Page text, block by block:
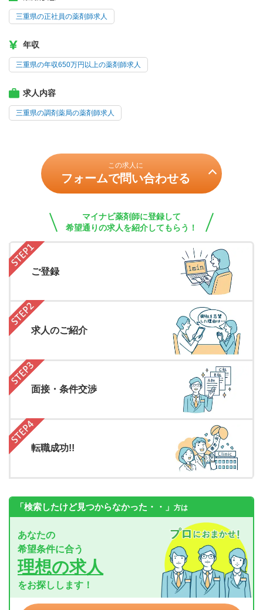
三重県の正社員の薬剤師求人
年収
三重県の年収650万円以上の薬剤師求人
求人内容
三重県の調剤薬局の薬剤師求人
この求人に
フォームで問い合わせる
マイナビ薬剤師に登録して
希望通りの求人を紹介してもらう！
ご登録
求人のご紹介
面接・条件交渉
転職成功!!
「検索したけど見つからなかった・・」 方は
あなたの
希望条件に合う
理想の求人
をお探しします！